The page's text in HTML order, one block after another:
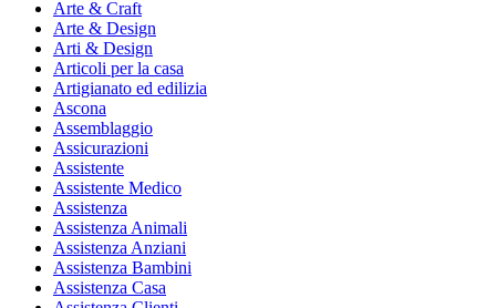
Arte & Craft
Arte & Design
Arti & Design
Articoli per la casa
Artigianato ed edilizia
Ascona
Assemblaggio
Assicurazioni
Assistente
Assistente Medico
Assistenza
Assistenza Animali
Assistenza Anziani
Assistenza Bambini
Assistenza Casa